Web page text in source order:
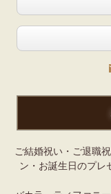
ご結婚祝い・ご退職
ン・お誕生日のプレ